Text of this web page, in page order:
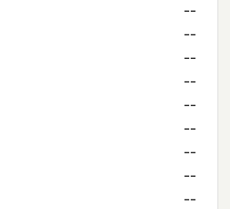
--
--
--
--
--
--
--
--
--